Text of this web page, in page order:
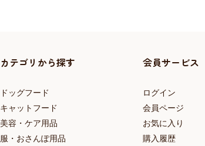
カテゴリから探す
ドッグフード
キャットフード
美容・ケア用品
服・おさんぽ用品
会員サービス
ログイン
会員ページ
お気に入り
購入履歴